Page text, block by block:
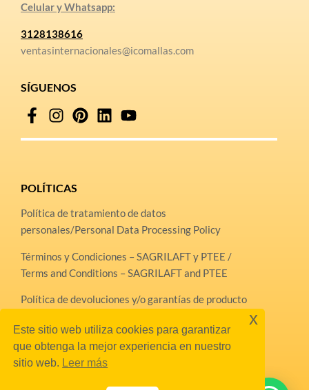
Celular y Whatsapp:
3128138616
ventasinternacionales@icomallas.com
SÍGUENOS
POLÍTICAS
Política de tratamiento de datos
personales/Personal Data Processing Policy
Términos y Condiciones – SAGRILAFT y PTEE /
Terms and Conditions – SAGRILAFT and PTEE
Política de devoluciones y/o garantías de producto
Línea Ética
Horario de atención
Este sitio web utiliza cookies para garantizar
que obtenga la mejor experiencia en nuestro
sitio web. Leer más
x